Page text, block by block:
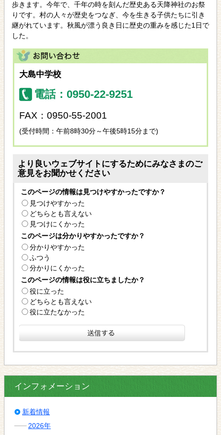
歩きます。今年で、千年の時を刻んだ歴史ある天降神社のお祭
りです。村の人々が歴史をつなぎ、今を生きる子供たちに引き
継がれています。秋風が漂う良き日に歴史の重みを感じた1日で
した。
大島中学校
電話：0950-22-9251
FAX：0950-55-2001
(受付時間：午前8時30分～午後5時15分まで)
より良いウェブサイトにするためにみなさまのご
意見をお聞かせください
このページの情報は見つけやすかったですか？
見つけやすかった
どちらとも言えない
見つけにくかった
このページは分かりやすかったですか？
分かりやすかった
ふつう
分かりにくかった
このページの情報は役に立ちましたか？
役に立った
どちらとも言えない
役に立たなかった
インフォメーション
新着情報
2026年